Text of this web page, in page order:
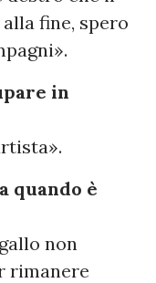
fine, spero
in
quando è
non
rimanere